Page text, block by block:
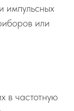
импульсных
или
в частотную